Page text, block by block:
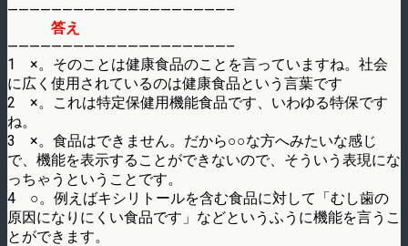
————————————————————–
答え
————————————————————–
1 ×。そのことは健康食品のことを言っていますね。社会
に広く使用されているのは健康食品という言葉です
2 ×。これは特定保健用機能食品です、いわゆる特保です
ね。
3 ×。食品はできません。だから○○な方へみたいな感じ
で、機能を表示することができないので、そういう表現にな
っちゃうということです。
4 ○。例えばキシリトールを含む食品に対して「むし歯の
原因になりにくい食品です」などというふうに機能を言うこ
とができます。